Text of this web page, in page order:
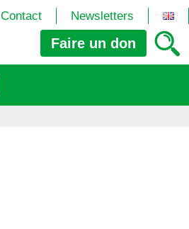
Faire un don
Contact Newsletters